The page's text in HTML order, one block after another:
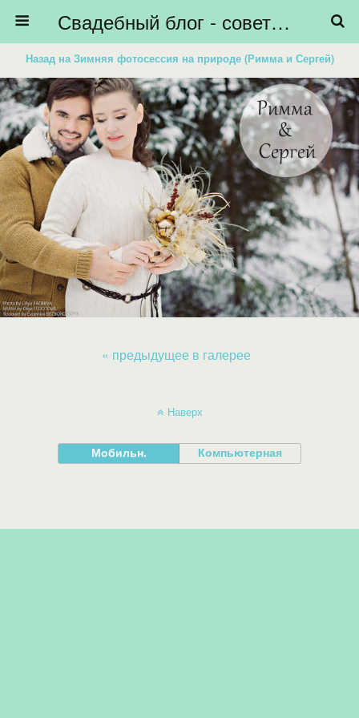
Свадебный блог - советы невестам, подготовка к свадьбе - HiBride
Назад на Зимняя фотосессия на природе (Римма и Сергей)
« предыдущее в галерее
Наверх
Мобильн. Компьютерная